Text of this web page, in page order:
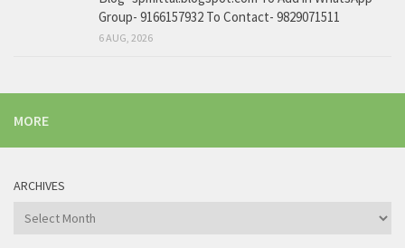
Group- 9166157932 To Contact- 9829071511
6 AUG, 2026
MORE
ARCHIVES
Archives